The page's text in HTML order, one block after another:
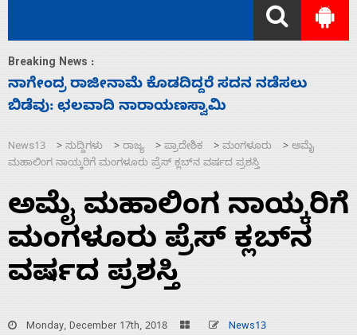
Breaking News :
ಸಚಿವ ಸಂಪುಟ ವಿಸ್ತರಣೆ ಮಾಡಿದ್ದು ಹಣಬಲ ಮತ್ತು
ಹೈಕಮಾಂಡ್ ರಾಜಕಾರಣಕ್ಕೆ: ವಿಜಯೇಂದ್ರ
News13 > ಸುದ್ದಿಗಳು > ರಾಜ್ಯ > ಪ್ರಾದೇಶಿಕ > ಮಂಗಳೂರು > ಅಮೈ
ಮಹಾಲಿಂಗ ನಾಯ್ಕರಿಗೆ ಮಂಗಳೂರು ಪ್ರೆಸ್ ಕ್ಲಬ್‌ನ ವರ್ಷದ ಪ್ರಶಸ್ತಿ
ಅಮೈ ಮಹಾಲಿಂಗ ನಾಯ್ಕರಿಗೆ
ಮಂಗಳೂರು ಪ್ರೆಸ್ ಕ್ಲಬ್‌ನ
ವರ್ಷದ ಪ್ರಶಸ್ತಿ
Monday, December 17th, 2018 News13